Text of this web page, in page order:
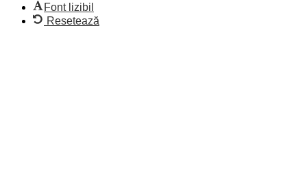
Font lizibil
Resetează